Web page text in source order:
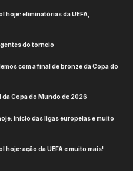
hoje: eliminatórias da UEFA,
do torneio
com a final de bronze da Copa do
da Copa do Mundo de 2026
início das ligas europeias e muito
hoje: ação da UEFA e muito mais!